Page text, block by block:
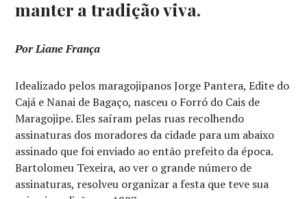
manter a tradição viva.
Por Liane França
Idealizado pelos maragojipanos Jorge Pantera, Edite do
Cajá e Nanai de Bagaço, nasceu o Forró do Cais de
Maragojipe. Eles saíram pelas ruas recolhendo
assinaturas dos moradores da cidade para um abaixo
assinado que foi enviado ao então prefeito da época.
Bartolomeu Texeira, ao ver o grande número de
assinaturas, resolveu organizar a festa que teve sua